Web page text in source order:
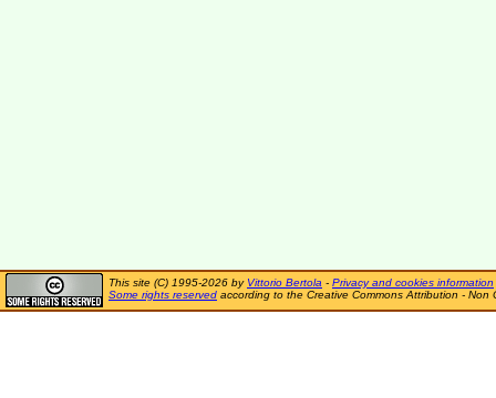
This site (C) 1995-2026 by Vittorio Bertola - Privacy and cookies information
Some rights reserved according to the Creative Commons Attribution - Non